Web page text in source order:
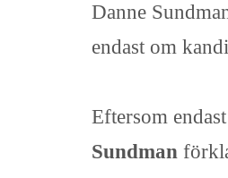
Danne
endast om
Eftersom
Sundman